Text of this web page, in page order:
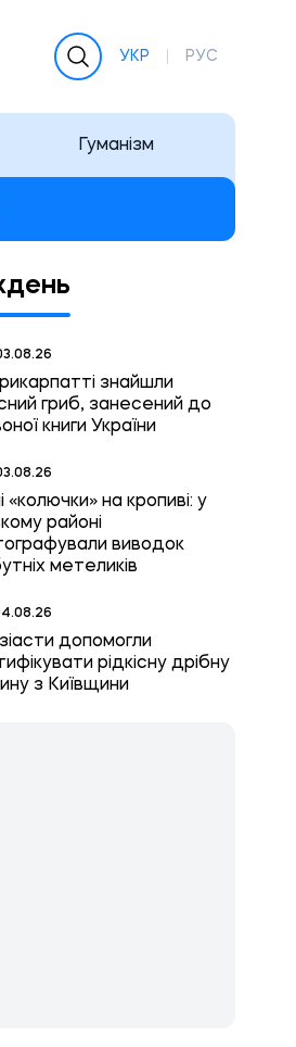
УКР РУС
Гуманізм
знайшли
гриб, занесений до
книги України
«колючки» на кропиві: у
районі
виводок
метеликів
допомогли
рідкісну дрібну
з Київщини